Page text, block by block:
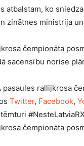
atbalstam, ko
zinātnes ministrija
čempionāta
sacensību norise
pasaules rallijkrosa
Twitter, Facebook,
čempionāta